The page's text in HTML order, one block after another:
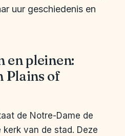
uur geschiedenis en
en pleinen:
Plains of
de Notre-Dame de
van de stad. Deze